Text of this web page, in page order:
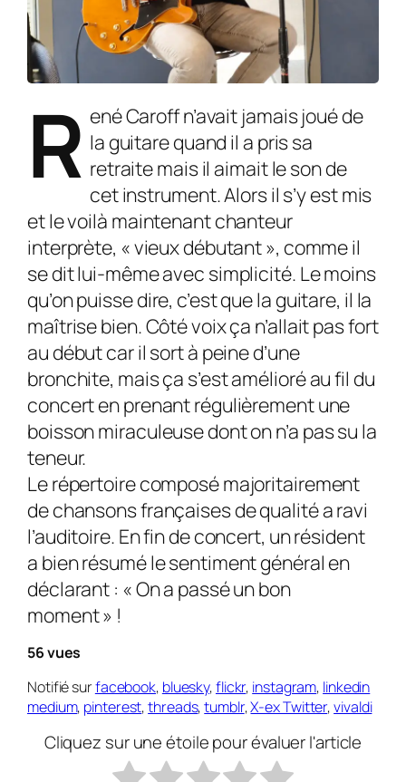
R ené Caroff n’avait jamais joué de
la guitare quand il a pris sa
retraite mais il aimait le son de
cet instrument. Alors il s’y est mis
et le voilà maintenant chanteur
interprète, « vieux débutant », comme il
se dit lui-même avec simplicité. Le moins
qu’on puisse dire, c’est que la guitare, il la
maîtrise bien. Côté voix ça n’allait pas fort
au début car il sort à peine d’une
bronchite, mais ça s’est amélioré au fil du
concert en prenant régulièrement une
boisson miraculeuse dont on n’a pas su la
teneur.
Le répertoire composé majoritairement
de chansons françaises de qualité a ravi
l’auditoire. En fin de concert, un résident
a bien résumé le sentiment général en
déclarant : « On a passé un bon
moment » !
56 vues
Notifié surfacebook, bluesky,flickr, instagram, linkedin
medium, pinterest,threads,tumblr,X-ex Twitter,vivaldi
Cliquez sur une étoile pour évaluer l'article